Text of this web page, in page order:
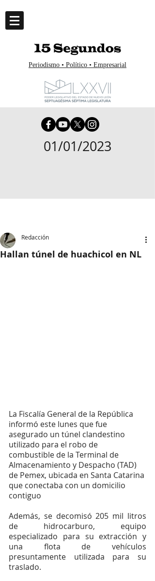
Periodismo • Político • Empresarial
01/01/2023
Hallan túnel de huachicol en NL
Redacción
La Fiscalía General de la República
informó este lunes que fue
asegurado un túnel clandestino
utilizado para el robo de
combustible de la Terminal de
Almacenamiento y Despacho (TAD)
de Pemex, ubicada en Santa Catarina
que conectaba con un domicilio
contiguo
Además, se decomisó 205 mil litros
de hidrocarburo, equipo
especializado para su extracción y
una flota de vehículos
presuntamente utilizada para su
traslado.